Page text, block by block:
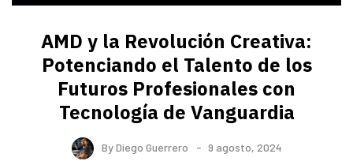
AMD y la Revolución Creativa:
Potenciando el Talento de los
Futuros Profesionales con
Tecnología de Vanguardia
ByDiego Guerrero 9 agosto, 2024